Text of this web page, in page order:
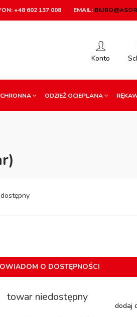
+48 602 137 008 EMAIL:
ODZIEŻ OCIEPLANA
O DOSTĘPNOŚCI
towar niedostępny
dodaj